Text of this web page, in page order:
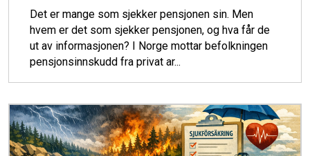
Det er mange som sjekker pensjonen sin. Men
hvem er det som sjekker pensjonen, og hva får de
ut av informasjonen? I Norge mottar befolkningen
pensjonsinnskudd fra privat ar...